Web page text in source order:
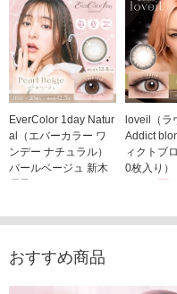
EverColor 1day Natur
al（エバーカラー ワ
ンデー ナチュラル）
パールベージュ 新木
優子イメージモデルカ
2,598円(税込)
loveil（ラ
Addict
ィクトブ
0枚入り）
おすすめ商品